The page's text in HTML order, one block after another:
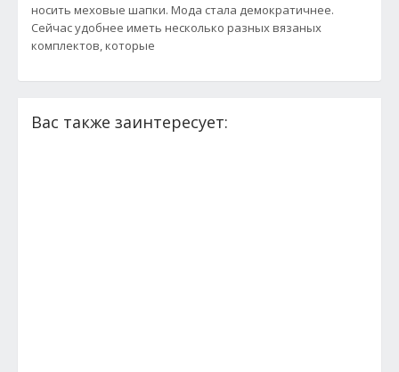
носить меховые шапки. Мода стала демократичнее.
Сейчас удобнее иметь несколько разных вязаных
комплектов, которые
Вас также заинтересует: